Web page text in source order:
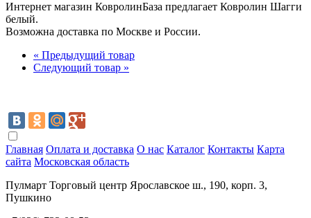
Интернет магазин КовролинБаза предлагает Ковролин Шагги
белый.
Возможна доставка по Москве и России.
« Предыдущий товар
Следующий товар »
Главная Оплата и доставка О нас Каталог Контакты Карта
сайта Московская область
Пулмарт Торговый центр Ярославское ш., 190, корп. 3,
Пушкино